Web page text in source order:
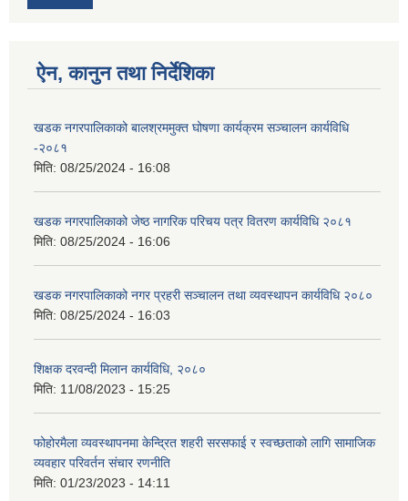
ऐन, कानुन तथा निर्देशिका
खडक नगरपालिकाको बालश्रममुक्त घोषणा कार्यक्रम सञ्चालन कार्यविधि
-२०८१
मिति: 08/25/2024 - 16:08
खडक नगरपालिकाको जेष्ठ नागरिक परिचय पत्र वितरण कार्यविधि २०८१
मिति: 08/25/2024 - 16:06
खडक नगरपालिकाको नगर प्रहरी सञ्चालन तथा व्यवस्थापन कार्यविधि २०८०
मिति: 08/25/2024 - 16:03
शिक्षक दरवन्दी मिलान कार्यविधि, २०८०
मिति: 11/08/2023 - 15:25
फोहोरमैला व्यवस्थापनमा केन्द्रित शहरी सरसफाई र स्वच्छताको लागि सामाजिक
व्यवहार परिवर्तन संचार रणनीति
मिति: 01/23/2023 - 14:11